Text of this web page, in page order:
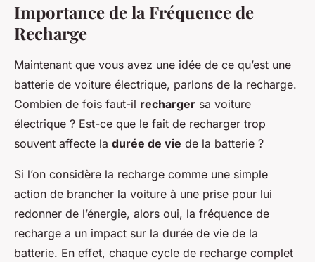
Importance de la Fréquence de
Recharge
Maintenant que vous avez une idée de ce qu’est une
batterie de voiture électrique, parlons de la recharge.
Combien de fois faut-il recharger sa voiture
électrique ? Est-ce que le fait de recharger trop
souvent affecte la durée de vie de la batterie ?
Si l’on considère la recharge comme une simple
action de brancher la voiture à une prise pour lui
redonner de l’énergie, alors oui, la fréquence de
recharge a un impact sur la durée de vie de la
batterie. En effet, chaque cycle de recharge complet